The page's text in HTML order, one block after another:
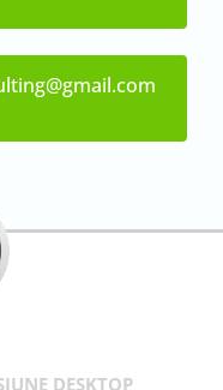
gmail.com
DESKTOP